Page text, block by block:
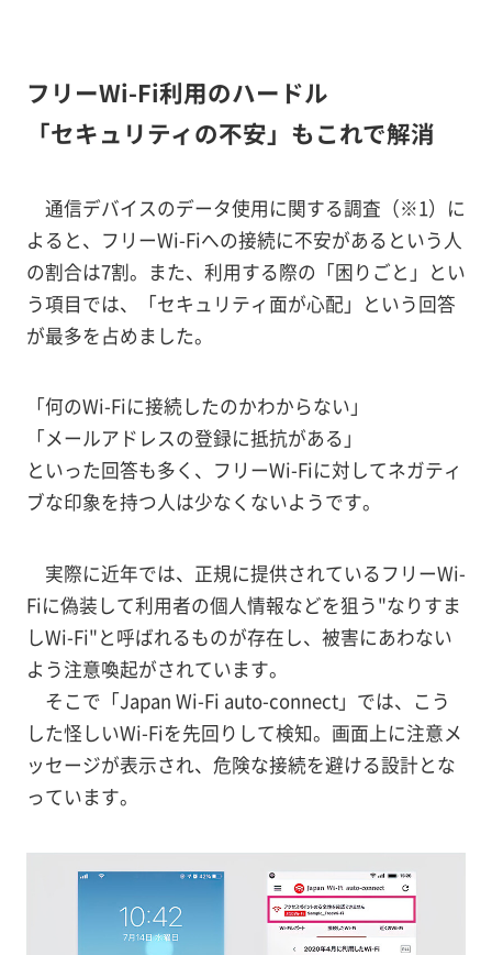
フリーWi-Fi利用のハードル
「セキュリティの不安」もこれで解消
通信デバイスのデータ使用に関する調査（※1）に
よると、フリーWi-Fiへの接続に不安があるという人
の割合は7割。また、利用する際の「困りごと」とい
う項目では、「セキュリティ面が心配」という回答
が最多を占めました。
「何のWi-Fiに接続したのかわからない」
「メールアドレスの登録に抵抗がある」
といった回答も多く、フリーWi-Fiに対してネガティ
ブな印象を持つ人は少なくないようです。
実際に近年では、正規に提供されているフリーWi-
Fiに偽装して利用者の個人情報などを狙う"なりすま
しWi-Fi"と呼ばれるものが存在し、被害にあわない
よう注意喚起がされています。
そこで「Japan Wi-Fi auto-connect」では、こう
した怪しいWi-Fiを先回りして検知。画面上に注意メ
ッセージが表示され、危険な接続を避ける設計とな
っています。